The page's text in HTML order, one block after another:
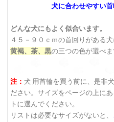
犬に合わせやすい首
どんな犬にもよく似合います。
４５－９０ｃｍの首回りがある犬
黄褐、茶、黒の三つの色が選べま
注： 犬 用首輪を買う前に、是非
ださい。サイズをページの上に
トに選んでください。
リストは必要なサイズがないと、